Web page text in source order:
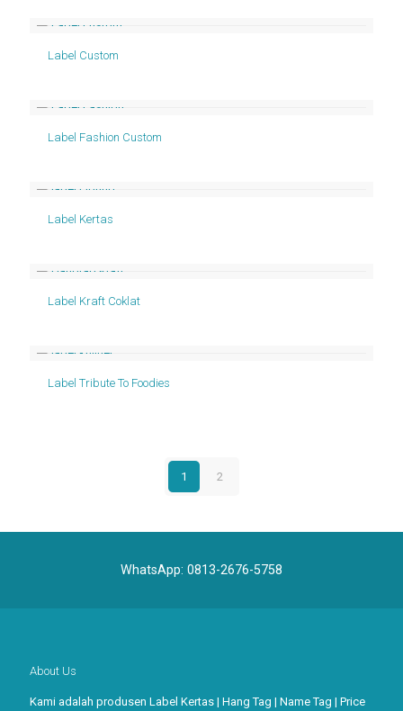
Label Custom
Label Fashion Custom
Label Kertas
Label Kraft Coklat
Label Tribute To Foodies
1 2
WhatsApp: 0813-2676-5758
About Us
Kami adalah produsen Label Kertas | Hang Tag | Name Tag | Price